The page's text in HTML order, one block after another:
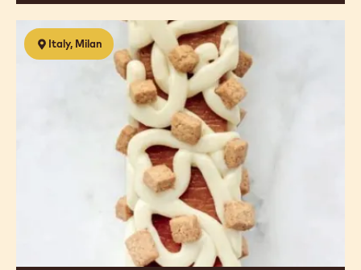
Carlo
Italy, Milan
Torte
da